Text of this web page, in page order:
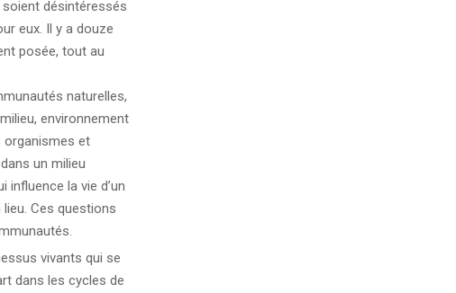
désintéressés
eux. Il y a douze
posée, tout au
naturelles,
environnement
organismes et
un milieu
la vie d’un
Ces questions
vivants qui se
dans les cycles de